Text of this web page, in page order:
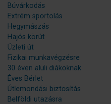
Búvárkodás
Extrém sportolás
Hegymászás
Hajós körút
Üzleti út
Fizikai munkavégzésre
30 éven aluli diákoknak
Éves Bérlet
Útlemondási biztosítás
Belföldi utazásra